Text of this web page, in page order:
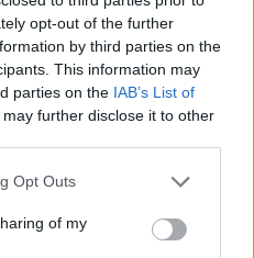
opt-out of the further
by third parties on the
This information may
parties on the IAB’s List of
may further disclose it to other
uses one or more Google
behaviour. You may click to
and its third-party tags to
Opt Outs
of my